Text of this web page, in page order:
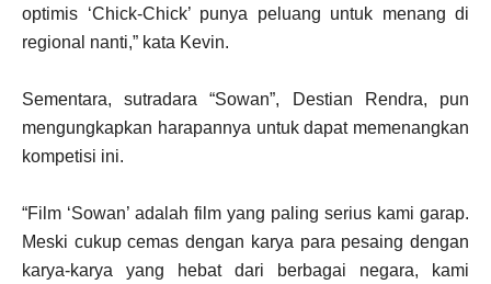
optimis ‘Chick-Chick’ punya peluang untuk menang di
regional nanti,” kata Kevin.
Sementara, sutradara “Sowan”, Destian Rendra, pun
mengungkapkan harapannya untuk dapat memenangkan
kompetisi ini.
“Film ‘Sowan’ adalah film yang paling serius kami garap.
Meski cukup cemas dengan karya para pesaing dengan
karya-karya yang hebat dari berbagai negara, kami